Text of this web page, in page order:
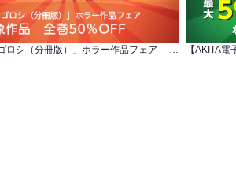
「オトナゴロシ（分冊版）」ホラー作品フェア 対象作品 全巻50％OFF